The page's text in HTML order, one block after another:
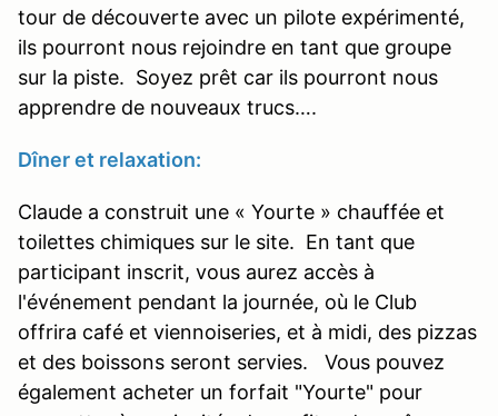
tour de découverte avec un pilote expérimenté,
ils pourront nous rejoindre en tant que groupe
sur la piste. Soyez prêt car ils pourront nous
apprendre de nouveaux trucs….
Dîner et relaxation:
Claude a construit une « Yourte » chauffée et
toilettes chimiques sur le site. En tant que
participant inscrit, vous aurez accès à
l'événement pendant la journée, où le Club
offrira café et viennoiseries, et à midi, des pizzas
et des boissons seront servies. Vous pouvez
également acheter un forfait "Yourte" pour